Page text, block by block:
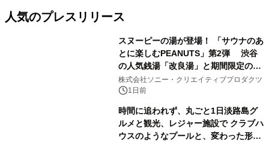
人気のプレスリリース
スヌーピーの湯が登場！ 「サウナのあ
とに楽しむPEANUTS」第2弾 渋谷
の人気銭湯「改良湯」と期間限定のコ
ラボレーション サウナイキタイコラ
ボグッズも発売決定！
株式会社ソニー・クリエイティブプロダクツ
1日前
時間に追われず、丸ごと1日淡路島グ
ルメと観光、レジャー施設で クラブハ
ウスのようなプールと、変わった形の